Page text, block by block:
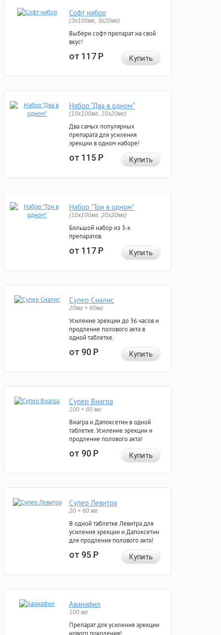
Софт набор
(3x100мг, 3x20мг)
Выбери софт-препарат на свой
вкус!
от 117Р Купить
Набор "Два в одном"
(10x100мг, 10x20мг)
Два самых популярных
препарата для усиления
эрекции в одном наборе!
от 115Р Купить
Набор "Три в одном"
(10x100мг, 20x20мг)
Большой набор из 3-х
препаратов.
от 117Р Купить
Супер Сиалис
20мг + 60мг
Усиление эрекции до 36 часов и
продление полового акта в
одной таблетке.
от 90Р Купить
Супер Виагра
100 + 60 мг
Виагра и Дапоксетин в одной
таблетке. Усиление эрекции и
продление полового акта!
от 90Р Купить
Супер Левитра
20 + 60 мг
В одной таблетке Левитра для
усиления эрекции и Дапоксетин
для продления полового акта!
от 95Р Купить
Аванафил
100 мг
Препарат для усиления эрекции